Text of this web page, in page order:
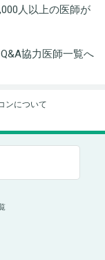
人以上の医師が
Q&A協力医師一覧へ
ンについて